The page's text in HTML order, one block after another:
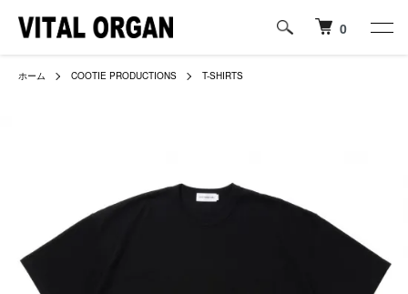
0
ホーム COOTIE PRODUCTIONS T-SHIRTS